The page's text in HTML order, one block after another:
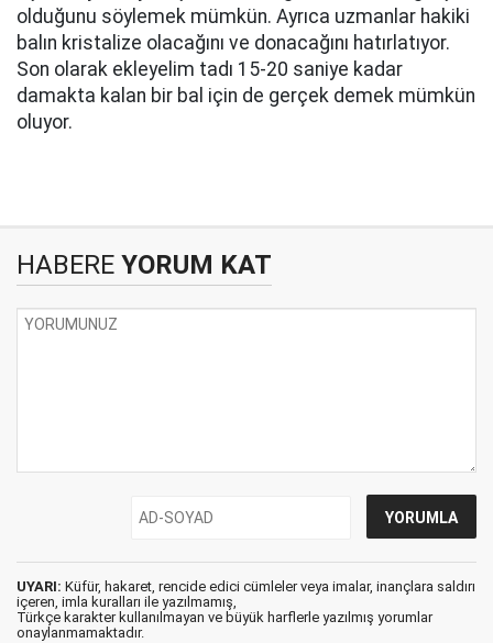
olduğunu söylemek mümkün. Ayrıca uzmanlar hakiki
balın kristalize olacağını ve donacağını hatırlatıyor.
Son olarak ekleyelim tadı 15-20 saniye kadar
damakta kalan bir bal için de gerçek demek mümkün
oluyor.
HABERE YORUM KAT
UYARI: Küfür, hakaret, rencide edici cümleler veya imalar, inançlara saldırı
içeren, imla kuralları ile yazılmamış,
Türkçe karakter kullanılmayan ve büyük harflerle yazılmış yorumlar
onaylanmamaktadır.